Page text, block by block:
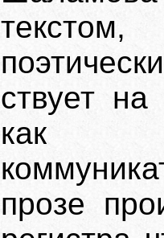
ствует
как
прозе